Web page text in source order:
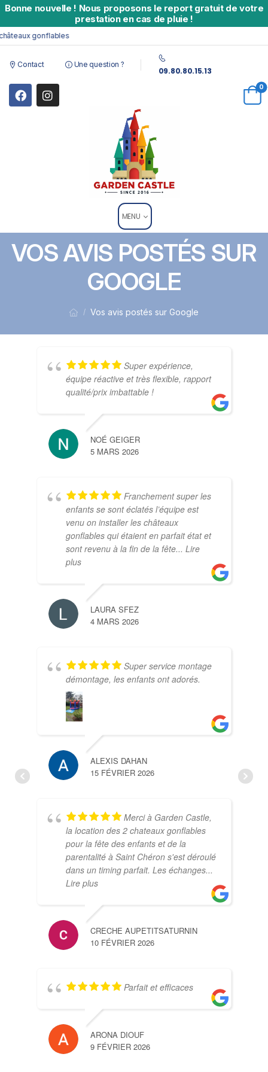
Bonne nouvelle ! Nous proposons le report gratuit de votre
prestation en cas de pluie !
gonflables
Contact Une question ?
09.80.80.15.13
0
MENU
VOS AVIS POSTÉS SUR
GOOGLE
/ Vos avis postés sur Google
Super expérience,
équipe réactive et très flexible, rapport
qualité/prix imbattable !
NOÉ GEIGER
5 MARS 2026
Franchement super les
enfants se sont éclatés l’équipe est
venu on installer les châteaux
gonflables qui étaient en parfait état et
sont revenu à la fin de la fête... Lire
plus
LAURA SFEZ
4 MARS 2026
Super service montage
démontage, les enfants ont adorés.
ALEXIS DAHAN
15 FÉVRIER 2026
Merci à Garden Castle,
la location des 2 chateaux gonflables
pour la fête des enfants et de la
parentalité à Saint Chéron s'est déroulé
dans un timing parfait. Les échanges...
Lire plus
CRECHE AUPETITSATURNIN
10 FÉVRIER 2026
Parfait et efficaces
ARONA DIOUF
9 FÉVRIER 2026